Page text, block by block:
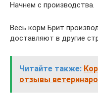
Начнем с производства.
Весь корм Брит
доставляют в другие
Читайте также:
отзывы